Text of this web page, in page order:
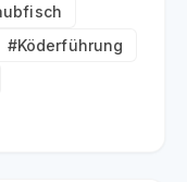
#Köderführung